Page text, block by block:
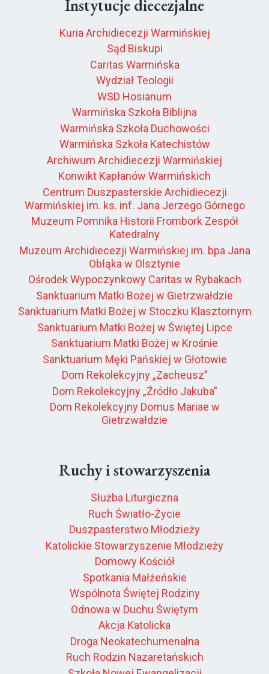
Instytucje diecezjalne
Kuria Archidiecezji Warmińskiej
Sąd Biskupi
Caritas Warmińska
Wydział Teologii
WSD Hosianum
Warmińska Szkoła Biblijna
Warmińska Szkoła Duchowości
Warmińska Szkoła Katechistów
Archiwum Archidiecezji Warmińskiej
Konwikt Kapłanów Warmińskich
Centrum Duszpasterskie Archidiecezji
Warmińskiej im. ks. inf. Jana Jerzego Górnego
Muzeum Pomnika Historii Frombork Zespół
Katedralny
Muzeum Archidiecezji Warmińskiej im. bpa Jana
Obłąka w Olsztynie
Ośrodek Wypoczynkowy Caritas w Rybakach
Sanktuarium Matki Bożej w Gietrzwałdzie
Sanktuarium Matki Bożej w Stoczku Klasztornym
Sanktuarium Matki Bożej w Świętej Lipce
Sanktuarium Matki Bożej w Krośnie
Sanktuarium Męki Pańskiej w Głotowie
Dom Rekolekcyjny „Zacheusz”
Dom Rekolekcyjny „Źródło Jakuba”
Dom Rekolekcyjny Domus Mariae w
Gietrzwałdzie
Ruchy i stowarzyszenia
Służba Liturgiczna
Ruch Światło-Życie
Duszpasterstwo Młodzieży
Katolickie Stowarzyszenie Młodzieży
Domowy Kościół
Spotkania Małżeńskie
Wspólnota Świętej Rodziny
Odnowa w Duchu Świętym
Akcja Katolicka
Droga Neokatechumenalna
Ruch Rodzin Nazaretańskich